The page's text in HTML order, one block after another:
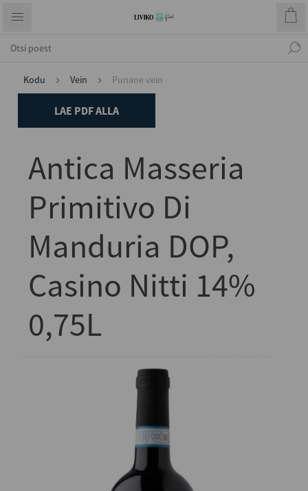
Kodu Vein Punane vein
LAE PDF ALLA
Antica Masseria
Primitivo Di
Manduria DOP,
Casino Nitti 14%
0,75L